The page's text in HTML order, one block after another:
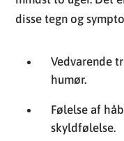
Følelse af
Irritabilitet
sager.
Tab af
aktiviteter.